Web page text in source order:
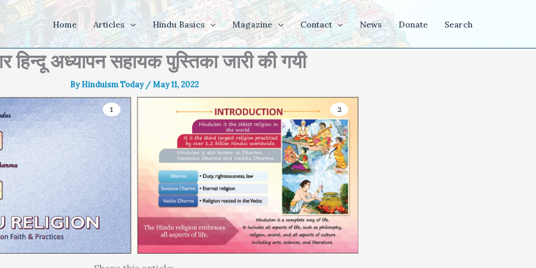
Home Articles Hindu Basics Magazine Contact News Donate Search
हिन्दू अध्यापन सहायक पुस्तिका जारी की गयी
ByHinduism Today / May 11, 2022